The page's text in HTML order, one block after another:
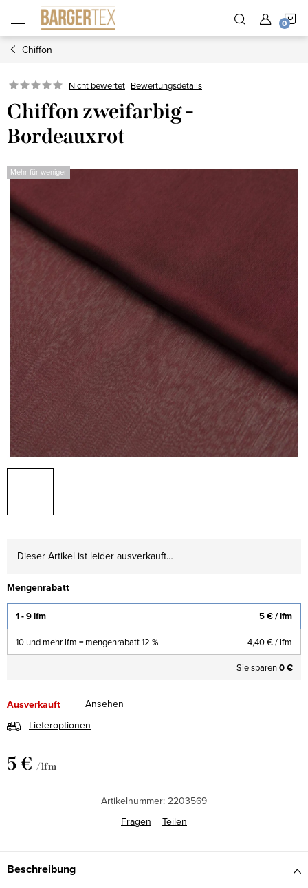
Inhalt
springen
Chiffon
Nicht bewertet Bewertungsdetails
Chiffon zweifarbig -
Bordeauxrot
Mehr für weniger
Dieser Artikel ist leider ausverkauft…
Mengenrabatt
1 - 9 lfm 5 €/ lfm
10 und mehr lfm = mengenrabatt 12 % 4,40 €/ lfm
Sie sparen0 €
Ausverkauft
Ansehen
Lieferoptionen
5 € / lfm
Artikelnummer: 2203569
Fragen
Teilen
Beschreibung